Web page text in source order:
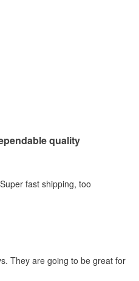
quality
fast shipping, too
They are going to be great for